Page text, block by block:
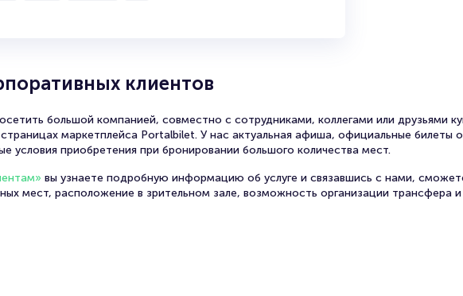
хардкора, ска-панка и других направлений.
провокационностью.
звукозаписывающих компаний, самостоятельное распространение своих
знаменита своими живыми и энергичными выступлениями.
клиентов
большой компанией, совместно с сотрудниками, коллегами или друзьями
маркетплейса Portalbilet. У нас актуальная афиша, официальные билеты
условия приобретения при бронировании большого количества мест.
вы узнаете подробную информацию об услуге и связавшись с нами,
мест, расположение в зрительном зале, возможность организации трансфера и